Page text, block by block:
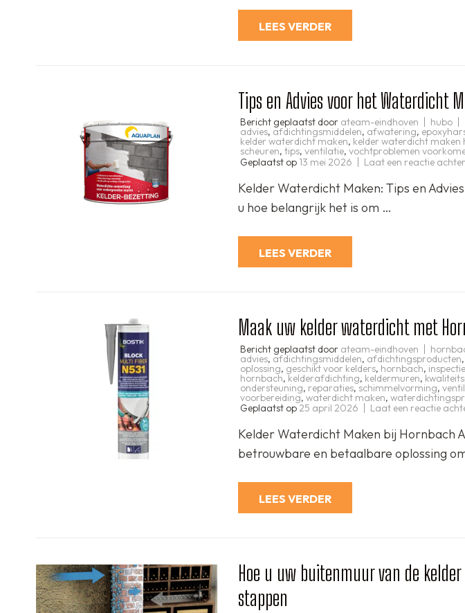
LEES VERDER
Tips en Advies voor het Waterdicht
Bericht geplaatst door ateam-eindhoven hubo
advies, afdichtingsmiddelen, afwatering,
kelder waterdicht maken, kelder waterdicht maken
scheuren, tips, ventilatie, vochtproblemen
Geplaatst op 13 mei 2026 Laat een reactie achter
Kelder Waterdicht Maken: Tips en
u hoe belangrijk het is om …
LEES VERDER
Maak uw kelder waterdicht met
Bericht geplaatst door ateam-eindhoven
advies, afdichtingsmiddelen, afdichtingsproducten,
oplossing, geschikt voor kelders, hornbach, inspectie
hornbach,kelderafdichting, keldermuren,
ondersteuning, reparaties,schimmelvorming,
voorbereiding, waterdicht maken,
Geplaatst op 25 april 2026 Laat een reactie
Kelder Waterdicht Maken bij Hornbach
betrouwbare en betaalbare oplossing
LEES VERDER
Hoe u uw buitenmuur van de
stappen